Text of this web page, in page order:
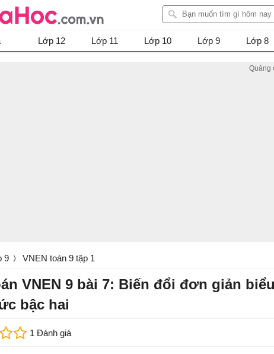
Lớp 12 Lớp 11 Lớp 10 Lớp 9 Lớp 8
9 VNEN toán 9 tập 1
VNEN 9 bài 7: Biến đổi đơn giản
bậc hai
1 Đánh giá